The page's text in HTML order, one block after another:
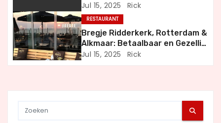
a
t
i
Jul 15, 2025 Rick
RESTAURANT
Bregje Ridderkerk, Rotterdam &
Alkmaar: Betaalbaar en Gezellig
Uit Eten
Jul 15, 2025 Rick